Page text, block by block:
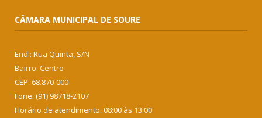
CÂMARA MUNICIPAL DE SOURE
End.: Rua Quinta, S/N
Bairro: Centro
CEP: 68.870-000
Fone: (91) 98718-2107
Horário de atendimento: 08:00 às 13:00